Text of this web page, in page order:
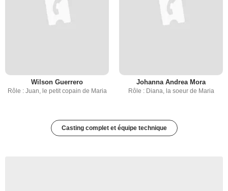
Wilson Guerrero
Rôle : Juan, le petit copain de Maria
Johanna Andrea Mora
Rôle : Diana, la soeur de Maria
Casting complet et équipe technique